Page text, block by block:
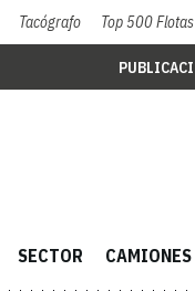
Tacógrafo Top 500 Flotas
SECTOR CAMIONES